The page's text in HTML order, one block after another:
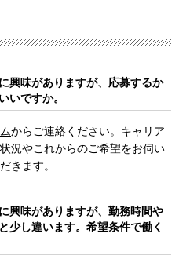
興味がありますが、応募するか
いですか。
からご連絡ください。キャリア
況やこれからのご希望をお伺い
きます。
興味がありますが、勤務時間や
少し違います。希望条件で働く